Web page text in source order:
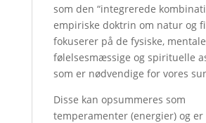
som den “integrerede
empiriske doktrin om natur og
fokuserer på de fysiske,
følelsesmæssige og spirituelle
som er nødvendige for vores
Disse kan opsummeres som
temperamenter (energier) og er